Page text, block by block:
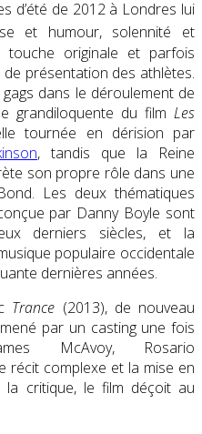
d’été de 2012 à Londres lui
et humour, solennité et
touche originale et parfois
présentation des athlètes.
dans le déroulement de
grandiloquente du film Les
tournée en dérision par
, tandis que la Reine
son propre rôle dans une
Les deux thématiques
par Danny Boyle sont
derniers siècles, et la
populaire occidentale
dernières années.
Trance (2013), de nouveau
par un casting une fois
McAvoy, Rosario
récit complexe et la mise en
la critique, le film déçoit au